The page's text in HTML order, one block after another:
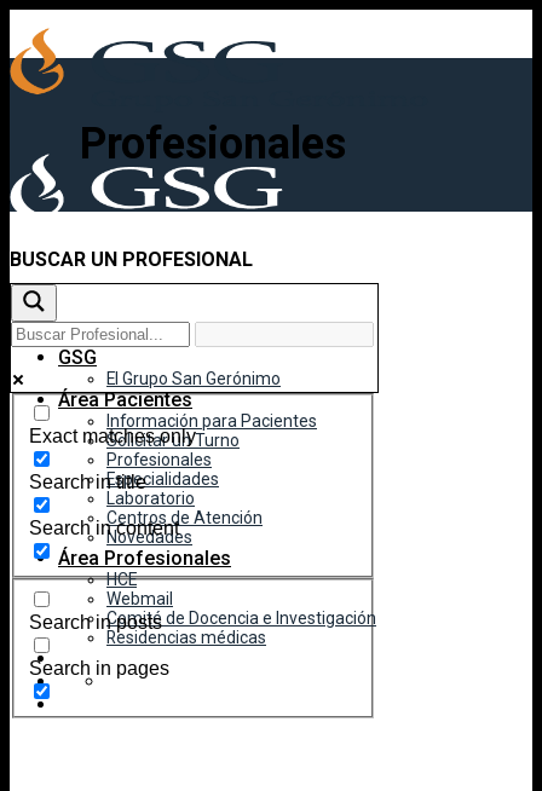
content
Inicio
GSG
El Grupo San Gerónimo
Área Pacientes
Información para Pacientes
Solicitar un Turno
Profesionales
Especialidades
Laboratorio
Centros de Atención
Novedades
Área Profesionales
HCE
Webmail
Comité de Docencia e Investigación
Residencias médicas
Profesionales
BUSCAR UN PROFESIONAL
Exact matches only
Search in title
Search in content
Search in posts
Search in pages